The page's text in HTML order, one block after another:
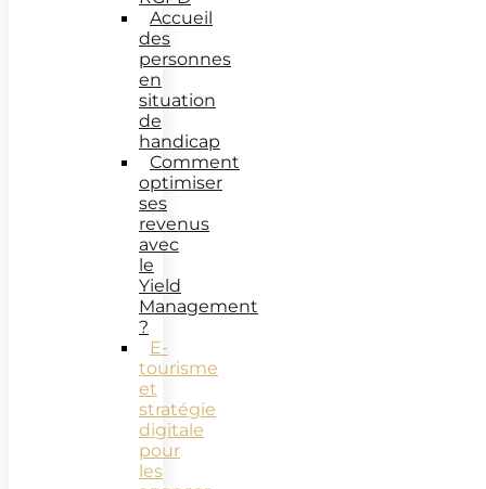
Accueil
des
personnes
en
situation
de
handicap
Comment
optimiser
ses
revenus
avec
le
Yield
Management
?
E-
tourisme
et
stratégie
digitale
pour
les